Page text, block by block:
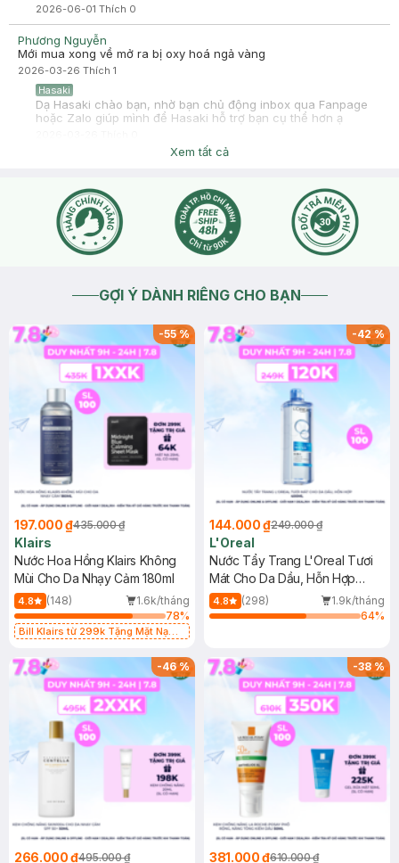
2026-06-01 Thích 0
Phương Nguyễn
Mới mua xong về mở ra bị oxy hoá ngả vàng
2026-03-26 Thích 1
Hasaki
Dạ Hasaki chào bạn, nhờ bạn chủ động inbox qua Fanpage
hoặc Zalo giúp mình để Hasaki hỗ trợ bạn cụ thể hơn ạ
Xem tất cả
GỢI Ý DÀNH RIÊNG CHO BẠN
-55%
197.000 ₫435.000 ₫
Klairs
Nước Hoa Hồng Klairs Không
Mùi Cho Da Nhạy Cảm 180ml
4.8 (148)
1.6k/tháng
78%
Bill Klairs từ 299k Tặng Mặt Nạ
25ml (SL Có Hạn)
-42%
144.000 ₫249.000 ₫
L'Oreal
Nước Tẩy Trang L'Oreal Tươi
Mát Cho Da Dầu, Hỗn Hợp
400ml
4.8 (298)
1.9k/tháng
64%
-46%
266.000 ₫495.000 ₫
-38%
381.000 ₫610.000 ₫